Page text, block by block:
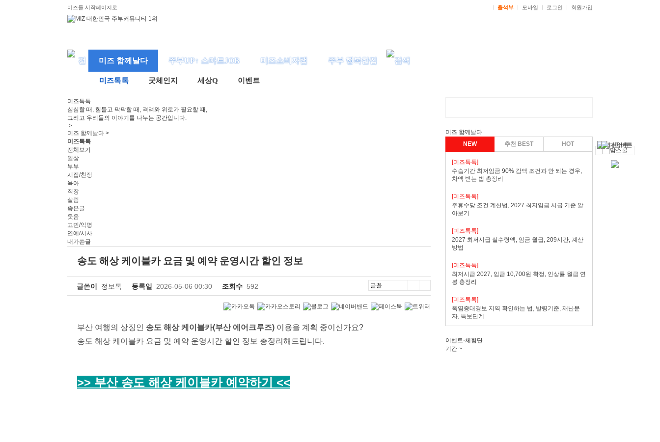
미즈를 시작페이지로 출석부 모바일 로그인 회원가입
미즈 함께날다 주부UP↑ 스마트JOB 미즈소비자랩 주부 행복한집
미즈톡톡 굿체인지 세상Q 이벤트
미즈톡톡
심심할 때, 힘들고 팍팍할 때, 격려와 위로가 필요할 때,
그리고 우리들의 이야기를 나누는 공간입니다.
>
미즈 함께날다 >
미즈톡톡
전체보기
일상
부부
시집/친정
육아
직장
살림
좋은글
웃음
고민/익명
연예/시사
내가쓴글
송도 해상 케이블카 요금 및 예약 운영시간 할인 정보
글쓴이 정보톡 등록일 2026-05-06 00:30 조회수 592
부산 여행의 상징인 송도 해상 케이블카(부산 에어크루즈) 이용을 계획 중이신가요?
송도 해상 케이블카 요금 및 예약 운영시간 할인 정보 총정리해드립니다.
>> 부산 송도 해상 케이블카 예약하기 <<
미즈 함께날다
NEW
추천 BEST HOT
[미즈톡톡]
수습기간 최저임금 90% 감액 조건과 안 되는 경우,
차액 받는 법 총정리
[미즈톡톡]
주휴수당 조건 계산법, 2027 최저임금 시급 기준 알
아보기
[미즈톡톡]
2027 최저시급 실수령액, 임금 월급, 209시간, 계산
방법
[미즈톡톡]
최저시급 2027, 임금 10,700원 확정, 인상률 월급 연
봉 총정리
[미즈톡톡]
폭염중대경보 지역 확인하는 법, 발령기준, 재난문
자, 특보단계
이벤트·체험단
기간 ~